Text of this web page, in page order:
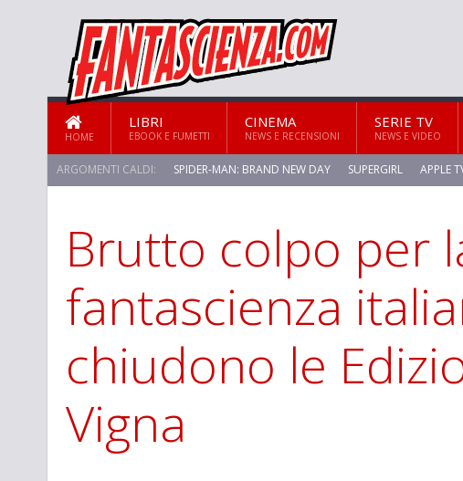
HOME
LIBRI
EBOOK E FUMETTI
CINEMA
NEWS E RECENSIONI
SERIE TV
NEWS E VIDEO
ARGOMENTI CALDI: SPIDER-MAN: BRAND NEW DAY SUPERGIRL APPLE
Brutto colpo per
fantascienza
chiudono le
Vigna